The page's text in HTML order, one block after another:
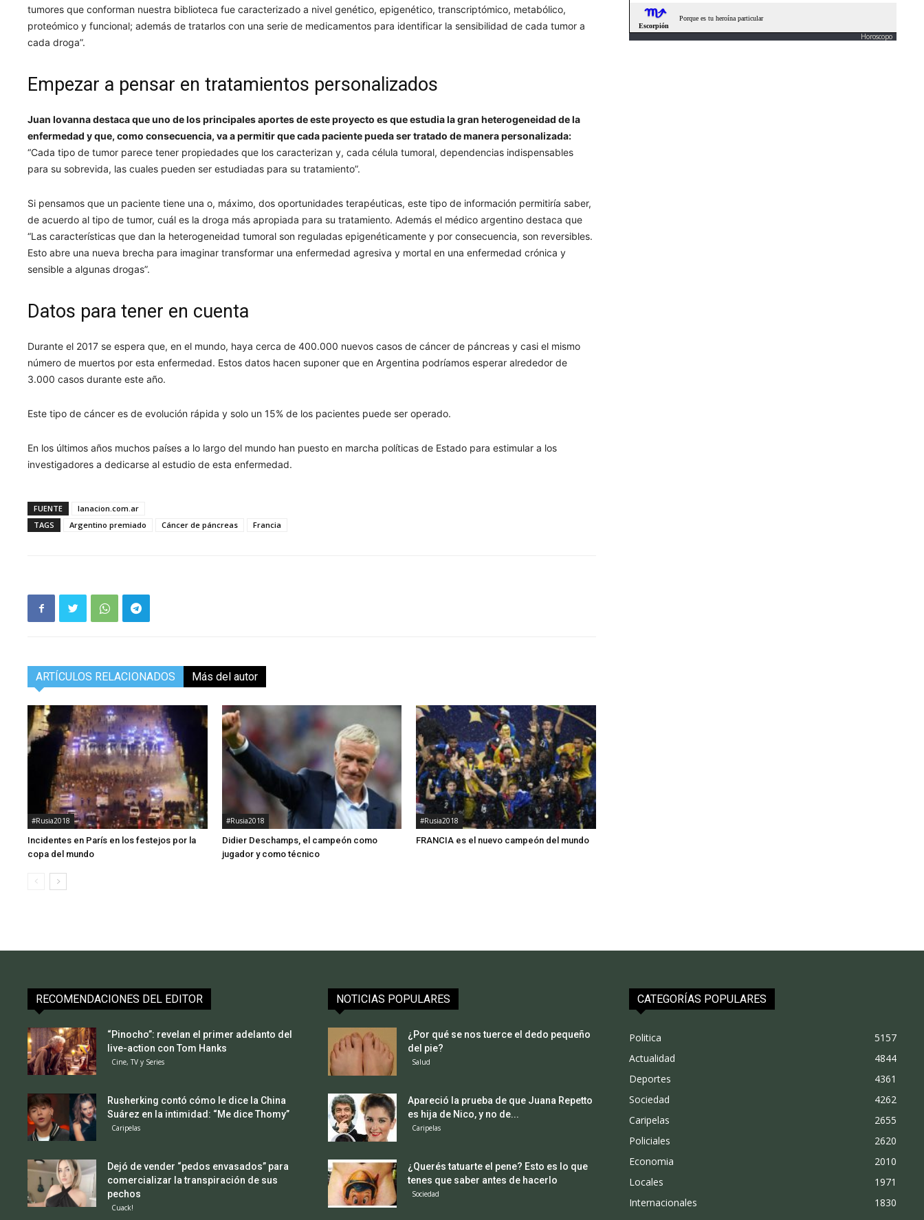
tumores que conforman nuestra biblioteca fue caracterizado a nivel genético, epigenético, transcriptómico, metabólico,
proteómico y funcional; además de tratarlos con una serie de medicamentos para identificar la sensibilidad de cada tumor a
cada droga”.
Empezar a pensar en tratamientos personalizados
Juan Iovanna destaca que uno de los principales aportes de este proyecto es que estudia la gran heterogeneidad de la
enfermedad y que, como consecuencia, va a permitir que cada paciente pueda ser tratado de manera personalizada:
“Cada tipo de tumor parece tener propiedades que los caracterizan y, cada célula tumoral, dependencias indispensables
para su sobrevida, las cuales pueden ser estudiadas para su tratamiento”.
Si pensamos que un paciente tiene una o, máximo, dos oportunidades terapéuticas, este tipo de información permitiría saber,
de acuerdo al tipo de tumor, cuál es la droga más apropiada para su tratamiento. Además el médico argentino destaca que
“Las características que dan la heterogeneidad tumoral son reguladas epigenéticamente y por consecuencia, son reversibles.
Esto abre una nueva brecha para imaginar transformar una enfermedad agresiva y mortal en una enfermedad crónica y
sensible a algunas drogas”.
Datos para tener en cuenta
Durante el 2017 se espera que, en el mundo, haya cerca de 400.000 nuevos casos de cáncer de páncreas y casi el mismo
número de muertos por esta enfermedad. Estos datos hacen suponer que en Argentina podríamos esperar alrededor de
3.000 casos durante este año.
Este tipo de cáncer es de evolución rápida y solo un 15% de los pacientes puede ser operado.
En los últimos años muchos países a lo largo del mundo han puesto en marcha políticas de Estado para estimular a los
investigadores a dedicarse al estudio de esta enfermedad.
FUENTE
lanacion.com.ar
TAGS
Argentino premiado Cáncer de páncreas Francia
ARTÍCULOS RELACIONADOS Más del autor
#Rusia2018
Incidentes en París en los festejos por la
copa del mundo
#Rusia2018
Didier Deschamps, el campeón como
jugador y como técnico
#Rusia2018
FRANCIA es el nuevo campeón del mundo
Horoscopo
RECOMENDACIONES DEL EDITOR
“Pinocho”: revelan el primer adelanto del
live-action con Tom Hanks
Cine, TV y Series
Rusherking contó cómo le dice la China
Suárez en la intimidad: “Me dice Thomy”
Caripelas
Dejó de vender “pedos envasados” para
comercializar la transpiración de sus
pechos
Cuack!
NOTICIAS POPULARES
¿Por qué se nos tuerce el dedo pequeño
del pie?
Salud
Apareció la prueba de que Juana Repetto
es hija de Nico, y no de...
Caripelas
¿Querés tatuarte el pene? Esto es lo que
tenes que saber antes de hacerlo
Sociedad
CATEGORÍAS POPULARES
Politica
5157
Actualidad
4844
Deportes
4361
Sociedad
4262
Caripelas
2655
Policiales
2620
Economia
2010
Locales
1971
Internacionales
1830